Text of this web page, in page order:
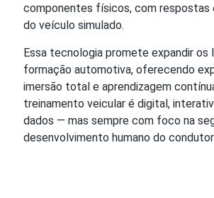
componentes físicos, com respostas
do veículo simulado.
Essa tecnologia promete expandir os
formação automotiva, oferecendo
imersão total e aprendizagem
treinamento veicular é digital,
dados — mas sempre com foco na
desenvolvimento humano do condutor.